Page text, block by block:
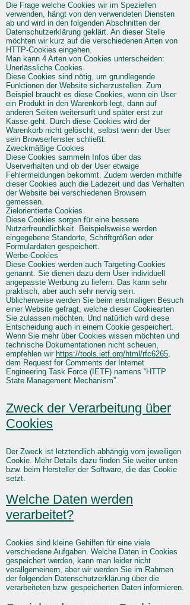
Die Frage welche Cookies wir im Speziellen
verwenden, hängt von den verwendeten Diensten
ab und wird in den folgenden Abschnitten der
Datenschutzerklärung geklärt. An dieser Stelle
möchten wir kurz auf die verschiedenen Arten von
HTTP-Cookies eingehen.
Man kann 4 Arten von Cookies unterscheiden:
Unerlässliche Cookies
Diese Cookies sind nötig, um grundlegende
Funktionen der Website sicherzustellen. Zum
Beispiel braucht es diese Cookies, wenn ein User
ein Produkt in den Warenkorb legt, dann auf
anderen Seiten weitersurft und später erst zur
Kasse geht. Durch diese Cookies wird der
Warenkorb nicht gelöscht, selbst wenn der User
sein Browserfenster schließt.
Zweckmäßige Cookies
Diese Cookies sammeln Infos über das
Userverhalten und ob der User etwaige
Fehlermeldungen bekommt. Zudem werden mithilfe
dieser Cookies auch die Ladezeit und das Verhalten
der Website bei verschiedenen Browsern
gemessen.
Zielorientierte Cookies
Diese Cookies sorgen für eine bessere
Nutzerfreundlichkeit. Beispielsweise werden
eingegebene Standorte, Schriftgrößen oder
Formulardaten gespeichert.
Werbe-Cookies
Diese Cookies werden auch Targeting-Cookies
genannt. Sie dienen dazu dem User individuell
angepasste Werbung zu liefern. Das kann sehr
praktisch, aber auch sehr nervig sein.
Üblicherweise werden Sie beim erstmaligen Besuch
einer Website gefragt, welche dieser Cookiearten
Sie zulassen möchten. Und natürlich wird diese
Entscheidung auch in einem Cookie gespeichert.
Wenn Sie mehr über Cookies wissen möchten und
technische Dokumentationen nicht scheuen,
empfehlen wir https://tools.ietf.org/html/rfc6265,
dem Request for Comments der Internet
Engineering Task Force (IETF) namens “HTTP
State Management Mechanism”.
Zweck der Verarbeitung über
Cookies
Der Zweck ist letztendlich abhängig vom jeweiligen
Cookie. Mehr Details dazu finden Sie weiter unten
bzw. beim Hersteller der Software, die das Cookie
setzt.
Welche Daten werden
verarbeitet?
Cookies sind kleine Gehilfen für eine viele
verschiedene Aufgaben. Welche Daten in Cookies
gespeichert werden, kann man leider nicht
verallgemeinern, aber wir werden Sie im Rahmen
der folgenden Datenschutzerklärung über die
verarbeiteten bzw. gespeicherten Daten informieren.